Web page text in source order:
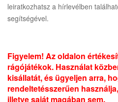
leiratkozhatsz a hírlevélben
segítségével.
Figyelem! Az oldalon
rágójátékok. Használat
kisállatát, és ügyeljen arra,
rendeltetésszerűen
illetve saját magában sem.